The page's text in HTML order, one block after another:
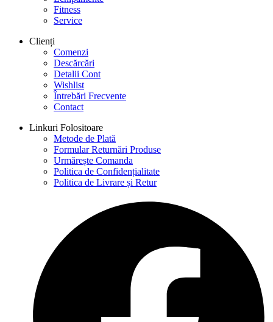
Fitness
Service
Clienți
Comenzi
Descărcări
Detalii Cont
Wishlist
Întrebări Frecvente
Contact
Linkuri Folositoare
Metode de Plată
Formular Returnări Produse
Urmărește Comanda
Politica de Confidențialitate
Politica de Livrare și Retur